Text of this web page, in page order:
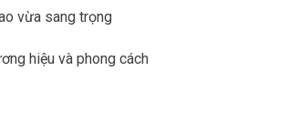
vừa sang trọng
hiệu và phong cách